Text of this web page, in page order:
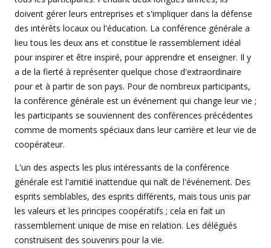
doivent gérer leurs entreprises et s'impliquer dans la défense
des intérêts locaux ou l'éducation. La conférence générale a
lieu tous les deux ans et constitue le rassemblement idéal
pour inspirer et être inspiré, pour apprendre et enseigner. Il y
a de la fierté à représenter quelque chose d'extraordinaire
pour et à partir de son pays. Pour de nombreux participants,
la conférence générale est un événement qui change leur vie ;
les participants se souviennent des conférences précédentes
comme de moments spéciaux dans leur carrière et leur vie de
coopérateur.
L'un des aspects les plus intéressants de la conférence
générale est l'amitié inattendue qui naît de l'événement. Des
esprits semblables, des esprits différents, mais tous unis par
les valeurs et les principes coopératifs ; cela en fait un
rassemblement unique de mise en relation. Les délégués
construisent des souvenirs pour la vie.